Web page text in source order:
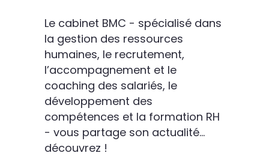
Le cabinet BMC - spécialisé dans
la gestion des ressources
humaines, le recrutement,
l’accompagnement et le
coaching des salariés, le
développement des
compétences et la formation RH
- vous partage son actualité...
découvrez !